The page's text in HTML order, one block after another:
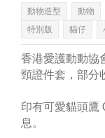
動物造型 動物
特別版
貓仔
香港愛護動動協
頸證件套，部分
印有可愛貓頭鷹
息。